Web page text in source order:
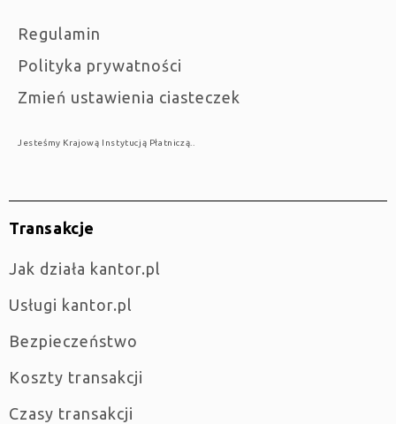
Regulamin
Polityka prywatności
Zmień ustawienia ciasteczek
Jesteśmy Krajową Instytucją Płatniczą..
Transakcje
jak działa kantor.pl
Usługi kantor.pl
Bezpieczeństwo
Koszty transakcji
Czasy transakcji